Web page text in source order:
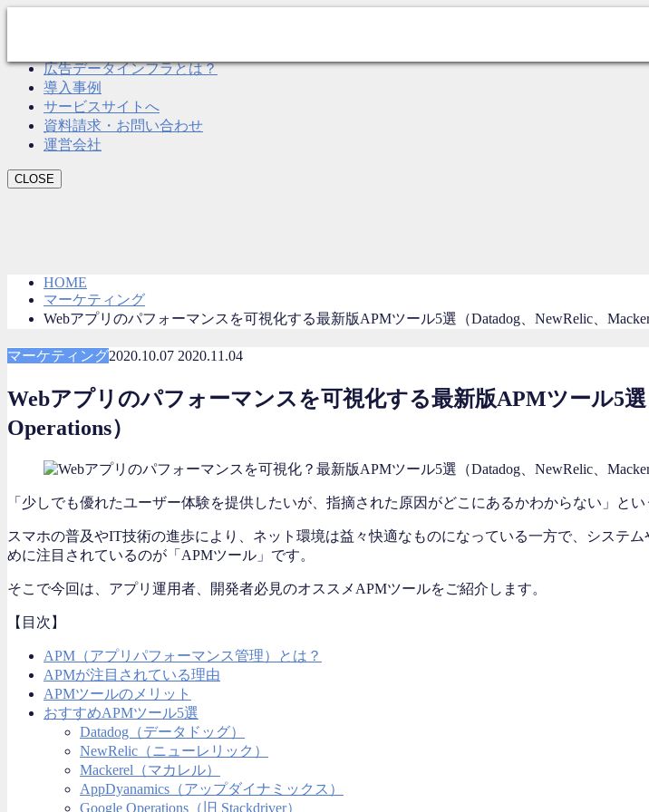
広告データインフラとは？
導入事例
サービスサイトへ
資料請求・お問い合わせ
運営会社
CLOSE
HOME
マーケティング
Webアプリのパフォーマンスを可視化する最新版APMツール5選（Datadog、NewRelic、
マーケティング2020.10.07 2020.11.04
Webアプリのパフォーマンスを可視化する最新版APMツール5
Operations）
「少しでも優れたユーザー体験を提供したいが、指摘された原因がどこにあるかわからない」と
スマホの普及やIT技術の進歩により、ネット環境は益々快適なものになっている一方で、システ
めに注目されているのが「APMツール」です。
そこで今回は、アプリ運用者、開発者必見のオススメAPMツールをご紹介します。
【目次】
APM（アプリパフォーマンス管理）とは？
APMが注目されている理由
APMツールのメリット
おすすめAPMツール5選
Datadog（データドッグ）
NewRelic（ニューレリック）
Mackerel（マカレル）
AppDyanamics（アップダイナミックス）
Google Operations（旧 Stackdriver）